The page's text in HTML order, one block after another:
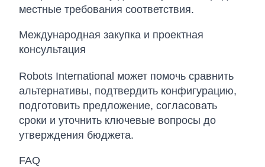
местные требования соответствия.
Международная закупка и проектная
консультация
Robots International может помочь сравнить
альтернативы, подтвердить конфигурацию,
подготовить предложение, согласовать
сроки и уточнить ключевые вопросы до
утверждения бюджета.
FAQ